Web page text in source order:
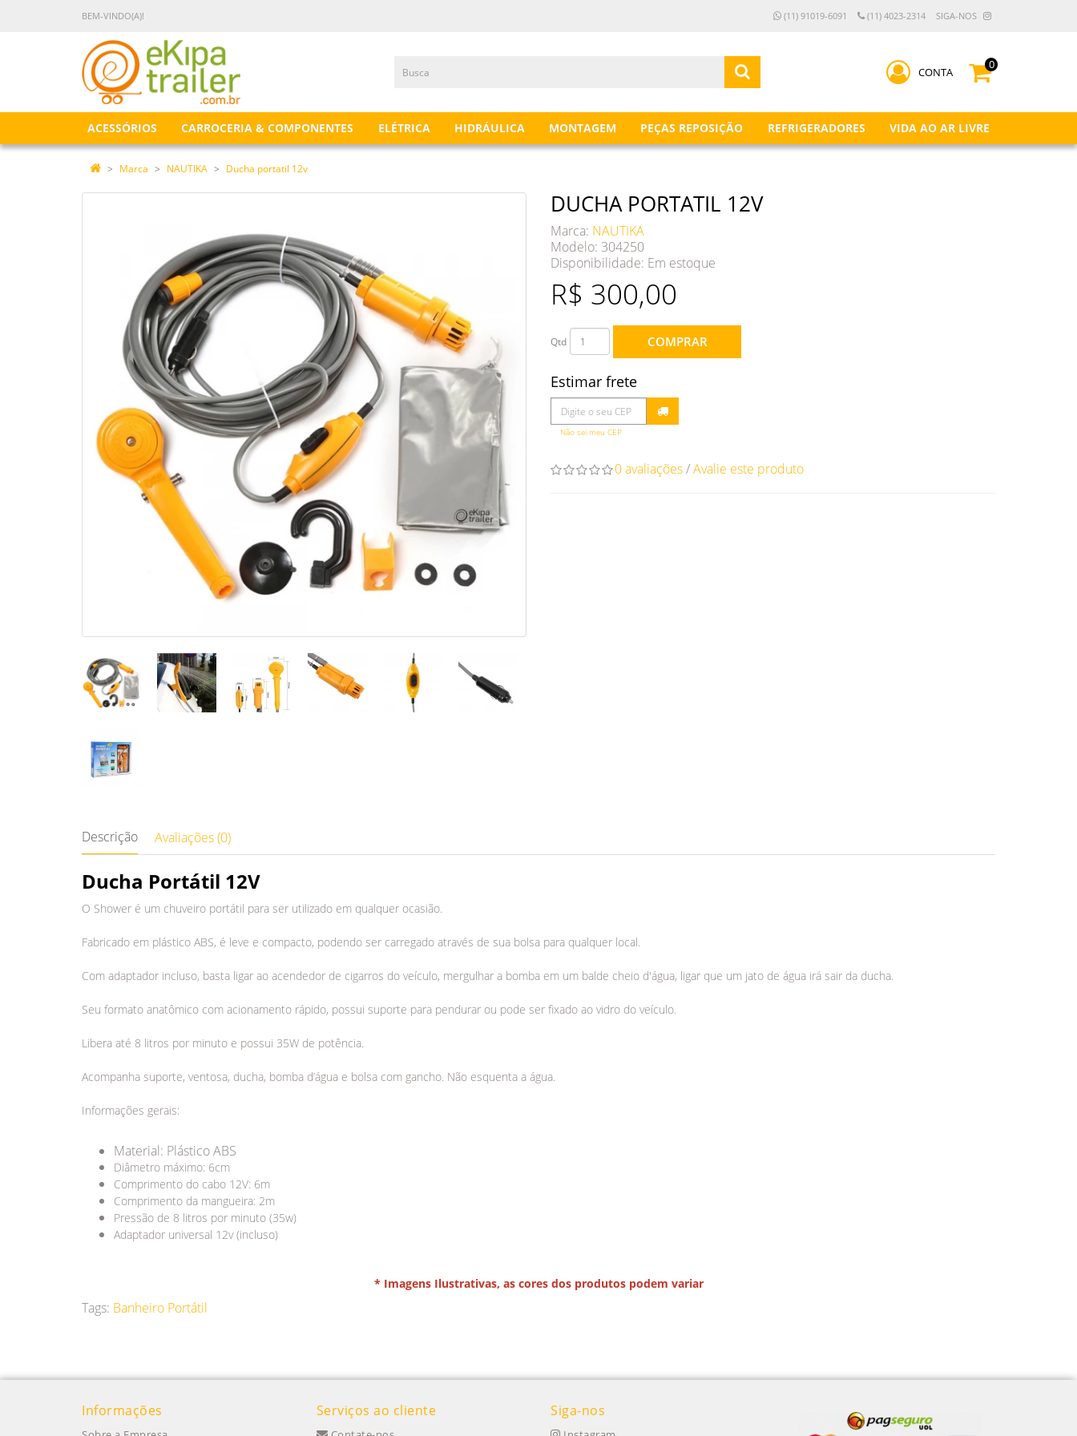
BEM-VINDO(A)! (11) 91019-6091 (11) 4023-2314 SIGA-NOS
CONTA
0
ACESSÓRIOS CARROCERIA & COMPONENTES ELÉTRICA HIDRÁULICA MONTAGEM PEÇAS REPOSIÇÃO REFRIGERADORES VIDA AO AR LIVRE
Marca NAUTIKA Ducha portatil 12v
DUCHA PORTATIL 12V
Marca: NAUTIKA
Modelo: 304250
Disponibilidade: Em estoque
R$ 300,00
Qtd COMPRAR
Estimar frete
Não sei meu CEP
0 avaliações/Avalie este produto
Descrição Avaliações (0)
Ducha Portátil 12V
O Shower é um chuveiro portátil para ser utilizado em qualquer ocasião.
Fabricado em plástico ABS, é leve e compacto, podendo ser carregado através de sua bolsa para qualquer local.
Com adaptador incluso, basta ligar ao acendedor de cigarros do veículo, mergulhar a bomba em um balde cheio d'água, ligar que um jato de água irá sair da ducha.
Seu formato anatômico com acionamento rápido, possui suporte para pendurar ou pode ser fixado ao vidro do veículo.
Libera até 8 litros por minuto e possui 35W de potência.
Acompanha suporte, ventosa, ducha, bomba d’água e bolsa com gancho. Não esquenta a água.
Informações gerais:
Material: Plástico ABS
Diâmetro máximo: 6cm
Comprimento do cabo 12V: 6m
Comprimento da mangueira: 2m
Pressão de 8 litros por minuto (35w)
Adaptador universal 12v (incluso)
* Imagens Ilustrativas, as cores dos produtos podem variar
Tags: Banheiro Portátil
Informações Serviços ao cliente Siga-nos